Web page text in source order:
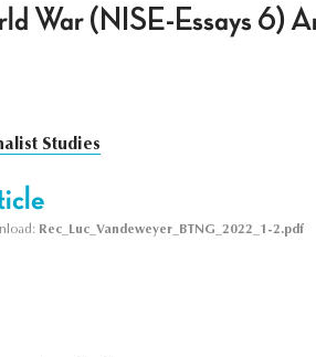
War (NISE-Essays 6)
Studies
Rec_Luc_Vandeweyer_BTNG_2022_1-2.pdf